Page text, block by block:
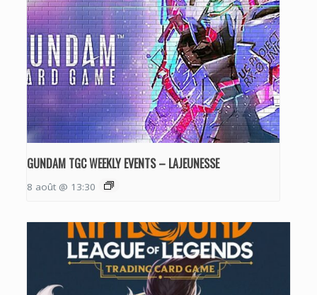
GUNDAM TGC WEEKLY EVENTS – LAJEUNESSE
8 août @ 13:30